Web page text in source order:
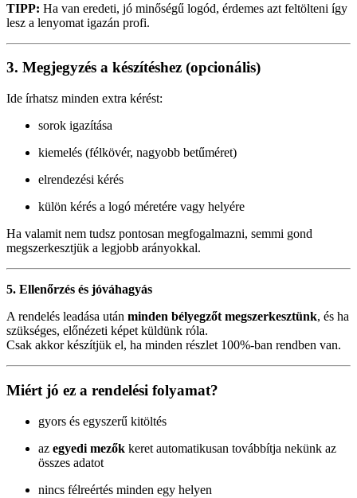
TIPP: Ha van eredeti, jó minőségű logód, érdemes azt feltölteni így
lesz a lenyomat igazán profi.
3. Megjegyzés a készítéshez (opcionális)
Ide írhatsz minden extra kérést:
sorok igazítása
kiemelés (félkövér, nagyobb betűméret)
elrendezési kérés
külön kérés a logó méretére vagy helyére
Ha valamit nem tudsz pontosan megfogalmazni, semmi gond
megszerkesztjük a legjobb arányokkal.
5. Ellenőrzés és jóváhagyás
A rendelés leadása után minden bélyegzőt megszerkesztünk, és ha
szükséges, előnézeti képet küldünk róla.
Csak akkor készítjük el, ha minden részlet 100%-ban rendben van.
Miért jó ez a rendelési folyamat?
gyors és egyszerű kitöltés
az egyedi mezők keret automatikusan továbbítja nekünk az
összes adatot
nincs félreértés minden egy helyen